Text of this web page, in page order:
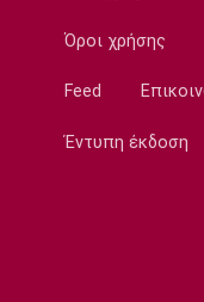
Μπρούνο:
Κακή εβδομάδα
Όροι χρήσης
Feed
Έντυπη έκδοση